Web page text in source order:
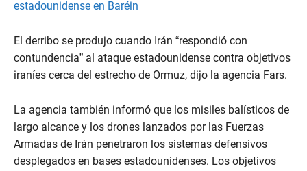
estadounidense en Baréin
El derribo se produjo cuando Irán “respondió con
contundencia” al ataque estadounidense contra objetivos
iraníes cerca del estrecho de Ormuz, dijo la agencia Fars.
La agencia también informó que los misiles balísticos de
largo alcance y los drones lanzados por las Fuerzas
Armadas de Irán penetraron los sistemas defensivos
desplegados en bases estadounidenses. Los objetivos